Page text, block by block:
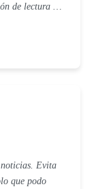
de lectura en
Evita
que podo